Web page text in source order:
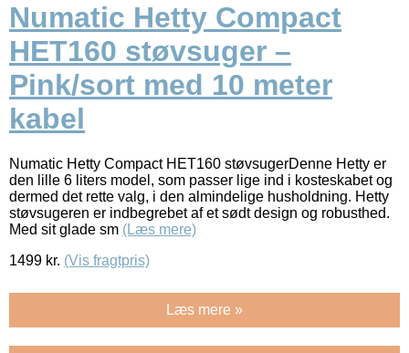
Numatic Hetty Compact
HET160 støvsuger –
Pink/sort med 10 meter
kabel
Numatic Hetty Compact HET160 støvsugerDenne Hetty er
den lille 6 liters model, som passer lige ind i kosteskabet og
dermed det rette valg, i den almindelige husholdning. Hetty
støvsugeren er indbegrebet af et sødt design og robusthed.
Med sit glade sm (Læs mere)
1499 kr. (Vis fragtpris)
Læs mere »